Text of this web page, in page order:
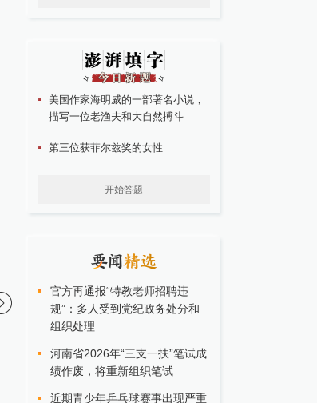
搭载第二代刀片电池与易三方技
术，腾势Z9S开启预售
上汽大众换帅：吴赟接
美国作家海明威的一部著名小说，
描写一位老渔夫和大自然搏斗
第三位获菲尔兹奖的女性
开始答题
官方再通报“特教老师招聘违
规”：多人受到党纪政务处分和
组织处理
河南省2026年“三支一扶”笔试成
绩作废，将重新组织笔试
近期青少年乒乓球赛事出现严重